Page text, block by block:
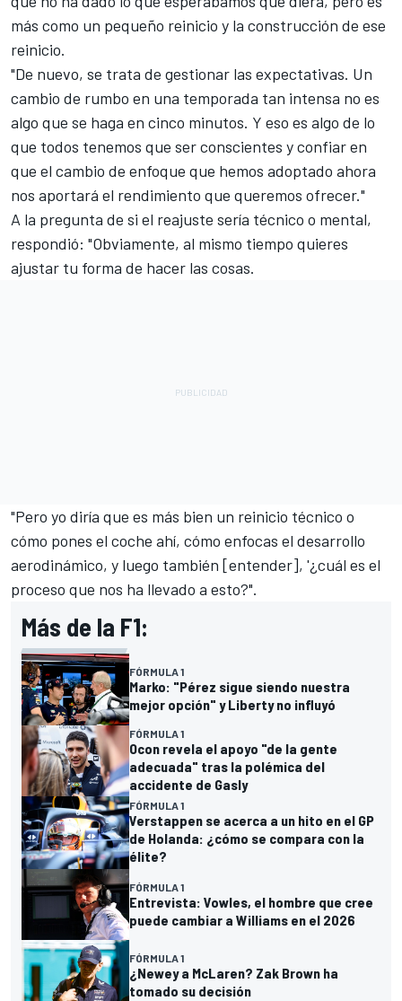
más como un pequeño reinicio y la construcción de ese
reinicio.
"De nuevo, se trata de gestionar las expectativas. Un
cambio de rumbo en una temporada tan intensa no es
algo que se haga en cinco minutos. Y eso es algo de lo
que todos tenemos que ser conscientes y confiar en
que el cambio de enfoque que hemos adoptado ahora
nos aportará el rendimiento que queremos ofrecer."
A la pregunta de si el reajuste sería técnico o mental,
respondió: "Obviamente, al mismo tiempo quieres
ajustar tu forma de hacer las cosas.
"Pero yo diría que es más bien un reinicio técnico o
cómo pones el coche ahí, cómo enfocas el desarrollo
aerodinámico, y luego también [entender], '¿cuál es el
proceso que nos ha llevado a esto?".
Más de la F1:
FÓRMULA 1
Marko: "Pérez sigue siendo nuestra
mejor opción" y Liberty no influyó
FÓRMULA 1
Ocon revela el apoyo "de la gente
adecuada" tras la polémica del
accidente de Gasly
FÓRMULA 1
Verstappen se acerca a un hito en el GP
de Holanda: ¿cómo se compara con la
élite?
FÓRMULA 1
Entrevista: Vowles, el hombre que cree
puede cambiar a Williams en el 2026
FÓRMULA 1
¿Newey a McLaren? Zak Brown ha
tomado su decisión